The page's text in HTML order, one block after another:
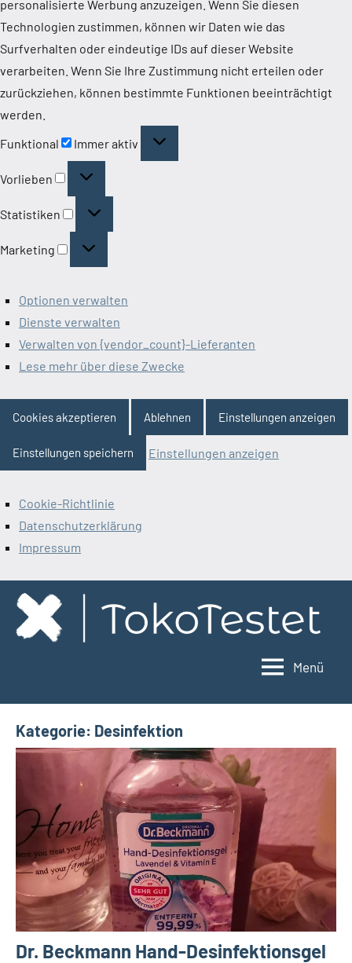
personalisierte Werbung anzuzeigen. Wenn Sie diesen
Technologien zustimmen, können wir Daten wie das
Surfverhalten oder eindeutige IDs auf dieser Website
verarbeiten. Wenn Sie Ihre Zustimmung nicht erteilen oder
zurückziehen, können bestimmte Funktionen beeinträchtigt
werden.
Funktional
Immer aktiv
Vorlieben
Vorlieben
Statistiken
Statistiken
Marketing
Marketing
Optionen verwalten
Dienste verwalten
Verwalten von {vendor_count}-Lieferanten
Lese mehr über diese Zwecke
Cookies akzeptieren Ablehnen Einstellungen anzeigen
Einstellungen speichern Einstellungen anzeigen
Cookie-Richtlinie
Datenschutzerklärung
Impressum
Zum
Inhalt
springen
Menü
Kategorie: Desinfektion
Dr. Beckmann Hand-Desinfektionsgel